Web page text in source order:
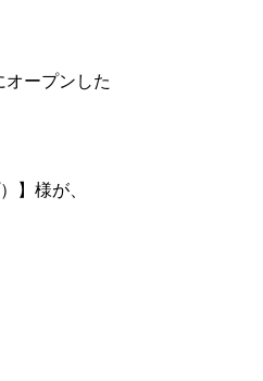
ープンした
】様が、